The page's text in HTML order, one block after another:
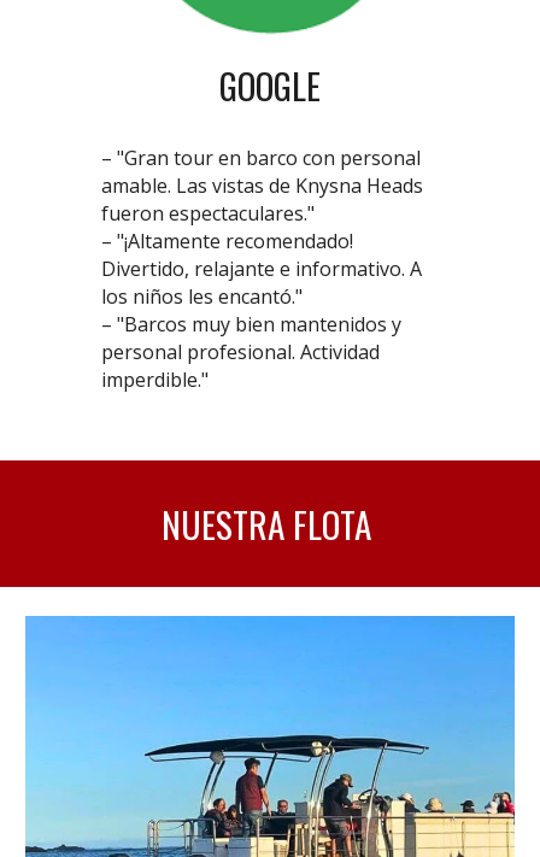
GOOGLE
– "Gran tour en barco con personal
amable. Las vistas de Knysna Heads
fueron espectaculares."
– "¡Altamente recomendado!
Divertido, relajante e informativo. A
los niños les encantó."
– "Barcos muy bien mantenidos y
personal profesional. Actividad
imperdible."
NUESTRA FLOTA